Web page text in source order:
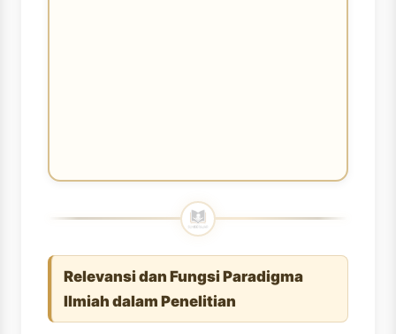
Relevansi dan Fungsi Paradigma
Ilmiah dalam Penelitian